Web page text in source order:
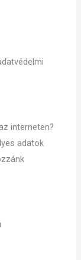
interneten?
adatok